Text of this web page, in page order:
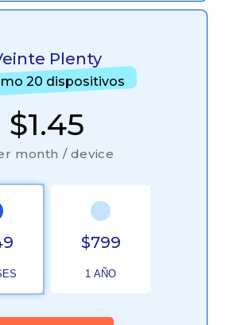
Plenty
20 dispositivos
$1.45
month / device
$799
1 AÑO